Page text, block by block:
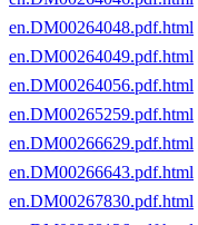
en.DM00264048.pdf.html
en.DM00264049.pdf.html
en.DM00264056.pdf.html
en.DM00265259.pdf.html
en.DM00266629.pdf.html
en.DM00266643.pdf.html
en.DM00267830.pdf.html